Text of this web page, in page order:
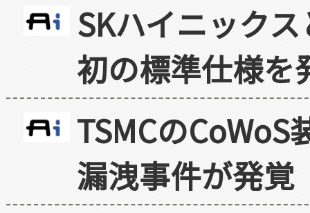
SKハイニック
初の標準仕様を
TSMCの
漏洩事件が発覚